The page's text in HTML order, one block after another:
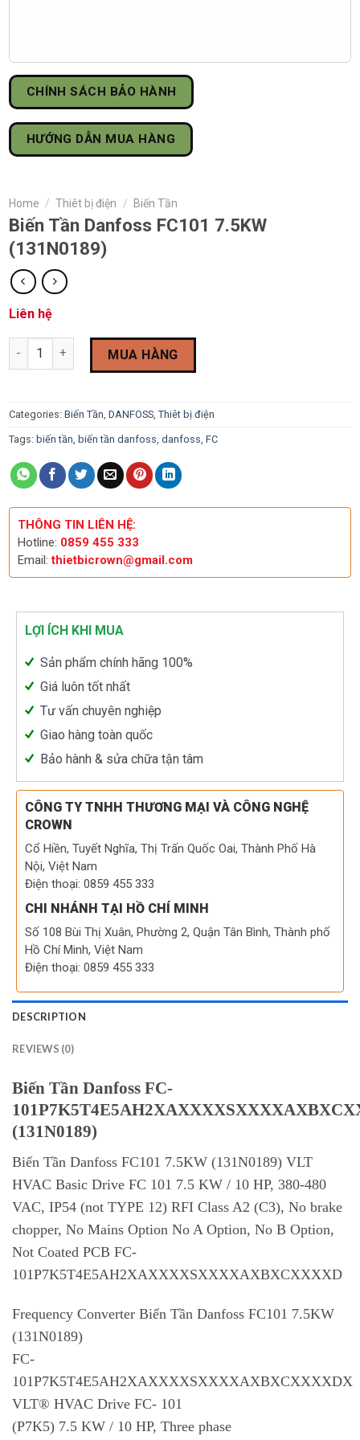
CHÍNH SÁCH BẢO HÀNH
HƯỚNG DẪN MUA HÀNG
Home / Thiêt bị điện / Biến Tần
Biến Tần Danfoss FC101 7.5KW
(131N0189)
Liên hệ
Biến Tần Danfoss FC101 7.5KW (131N0189) quantity
MUA HÀNG
Categories: Biến Tần, DANFOSS, Thiêt bị điện
Tags: biến tần, biến tần danfoss, danfoss, FC
THÔNG TIN LIÊN HỆ:
Hotline: 0859 455 333
Email:thietbicrown@gmail.com
LỢI ÍCH KHI MUA
Sản phẩm chính hãng 100%
Giá luôn tốt nhất
Tư vấn chuyên nghiệp
Giao hàng toàn quốc
Bảo hành & sửa chữa tận tâm
CÔNG TY TNHH THƯƠNG MẠI VÀ CÔNG NGHỆ
CROWN
Cổ Hiền, Tuyết Nghĩa, Thị Trấn Quốc Oai, Thành Phố Hà
Nội, Việt Nam
Điện thoại: 0859 455 333
CHI NHÁNH TẠI HỒ CHÍ MINH
Số 108 Bùi Thị Xuân, Phường 2, Quận Tân Bình, Thành phố
Hồ Chí Minh, Việt Nam
Điện thoại: 0859 455 333
DESCRIPTION
REVIEWS (0)
Biến Tần Danfoss FC-
(131N0189)
Biến Tần Danfoss FC101 7.5KW (131N0189) VLT
HVAC Basic Drive FC 101 7.5 KW / 10 HP, 380-480
VAC, IP54 (not TYPE 12) RFI Class A2 (C3), No brake
chopper, No Mains Option No A Option, No B Option,
Not Coated PCB FC-
101P7K5T4E5AH2XAXXXXSXXXXAXBXCXXXXD
Frequency Converter Biến Tần Danfoss FC101 7.5KW
(131N0189)
FC-
101P7K5T4E5AH2XAXXXXSXXXXAXBXCXXXXDX
VLT® HVAC Drive FC- 101
(P7K5) 7.5 KW / 10 HP, Three phase